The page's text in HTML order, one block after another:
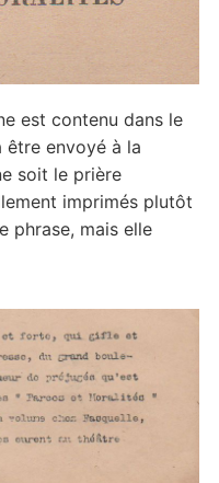
est contenu dans le
envoyé à la
soit le prière
imprimés plutôt
phrase, mais elle